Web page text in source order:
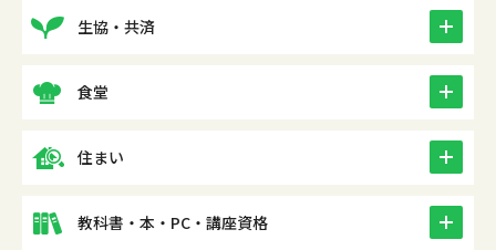
生協・共済
食堂
住まい
教科書・本・PC・講座資格